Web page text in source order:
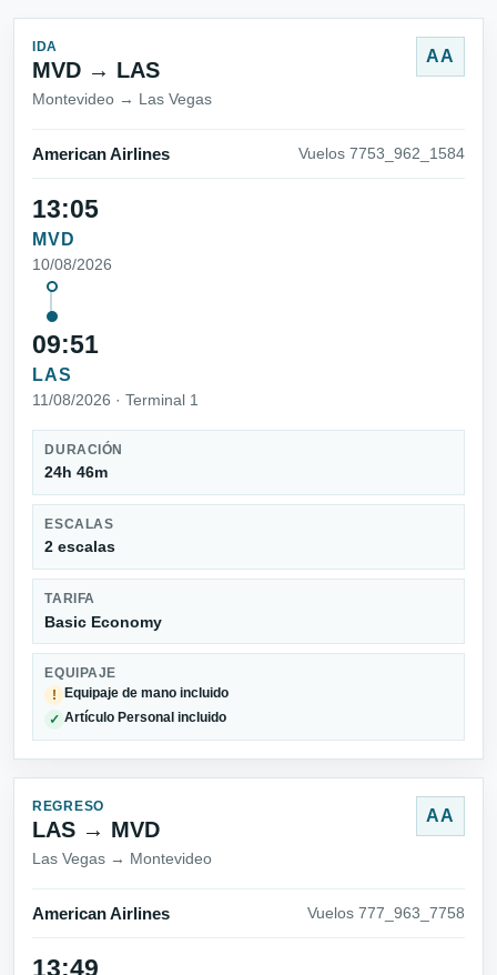
IDA
MVD → LAS
Montevideo → Las Vegas
AA
American Airlines Vuelos 7753_962_1584
13:05
MVD
10/08/2026
09:51
LAS
11/08/2026 · Terminal 1
DURACIÓN
24h 46m
ESCALAS
2 escalas
TARIFA
Basic Economy
EQUIPAJE
!
Equipaje de mano incluido
✓ Artículo Personal incluido
REGRESO
LAS → MVD
Las Vegas → Montevideo
AA
American Airlines Vuelos 777_963_7758
13:49